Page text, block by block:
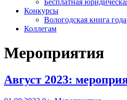
Бесплатная
Конкурсы
Вологодская книга года
Коллегам
Мероприятия
Август 2023: